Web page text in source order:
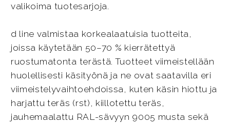
valikoima tuotesarjoja.
d line valmistaa korkealaatuisia tuotteita,
joissa käytetään 50–70 % kierrätettyä
ruostumatonta terästä. Tuotteet viimeistellään
huolellisesti käsityönä ja ne ovat saatavilla eri
viimeistelyvaihtoehdoissa, kuten käsin hiottu ja
harjattu teräs (rst), kiillotettu teräs,
jauhemaalattu RAL-sävyyn 9005 musta sekä